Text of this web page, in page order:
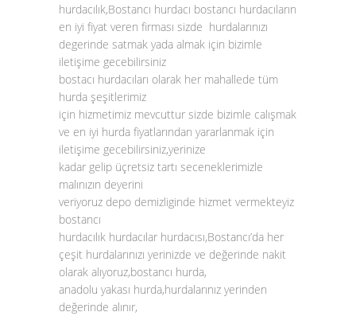
hurdacılık,Bostancı hurdacı bostancı hurdacıların
en iyi fiyat veren firması sizde hurdalarınızı
degerinde satmak yada almak için bizimle
iletişime gecebilirsiniz
bostacı hurdacıları olarak her mahallede tüm
hurda şeşitlerimiz
için hizmetimiz mevcuttur sizde bizimle calışmak
ve en iyi hurda fiyatlarından yararlanmak için
iletişime gecebilirsiniz,yerinize
kadar gelip üçretsiz tartı seceneklerimizle
malınızın deyerini
veriyoruz depo demizliginde hizmet vermekteyiz
bostancı
hurdacılık hurdacılar hurdacısı,Bostancı’da her
çeşit hurdalarınızı yerinizde ve değerinde nakit
olarak alıyoruz,bostancı hurda,
anadolu yakası hurda,hurdalarınız yerinden
değerinde alınır,